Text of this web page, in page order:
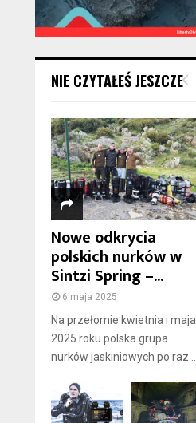
NIE CZYTAŁEŚ JESZCZE
Nowe odkrycia
polskich nurków w
Sintzi Spring –...
6 maja 2025
Na przełomie kwietnia i maja
2025 roku polska grupa
nurków jaskiniowych po raz...